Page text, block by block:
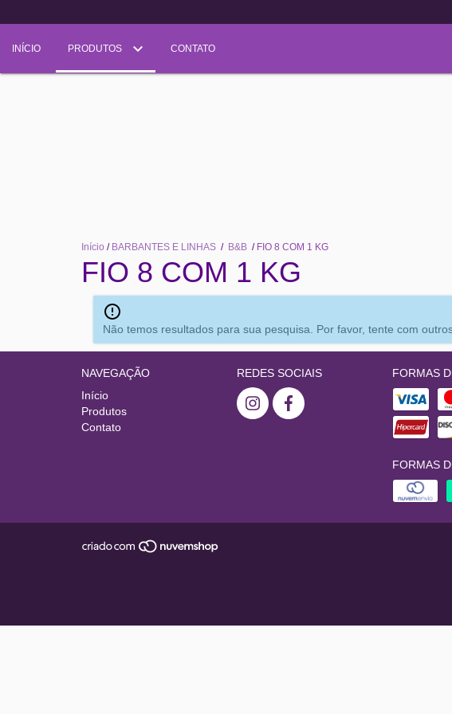
INÍCIO PRODUTOS CONTATO
Início / BARBANTES E LINHAS / B&B / FIO 8 COM 1 KG
FIO 8 COM 1 KG
Não temos resultados para sua pesquisa. Por favor, tente com
NAVEGAÇÃO
Início
Produtos
Contato
REDES SOCIAIS FORMAS
FORMAS